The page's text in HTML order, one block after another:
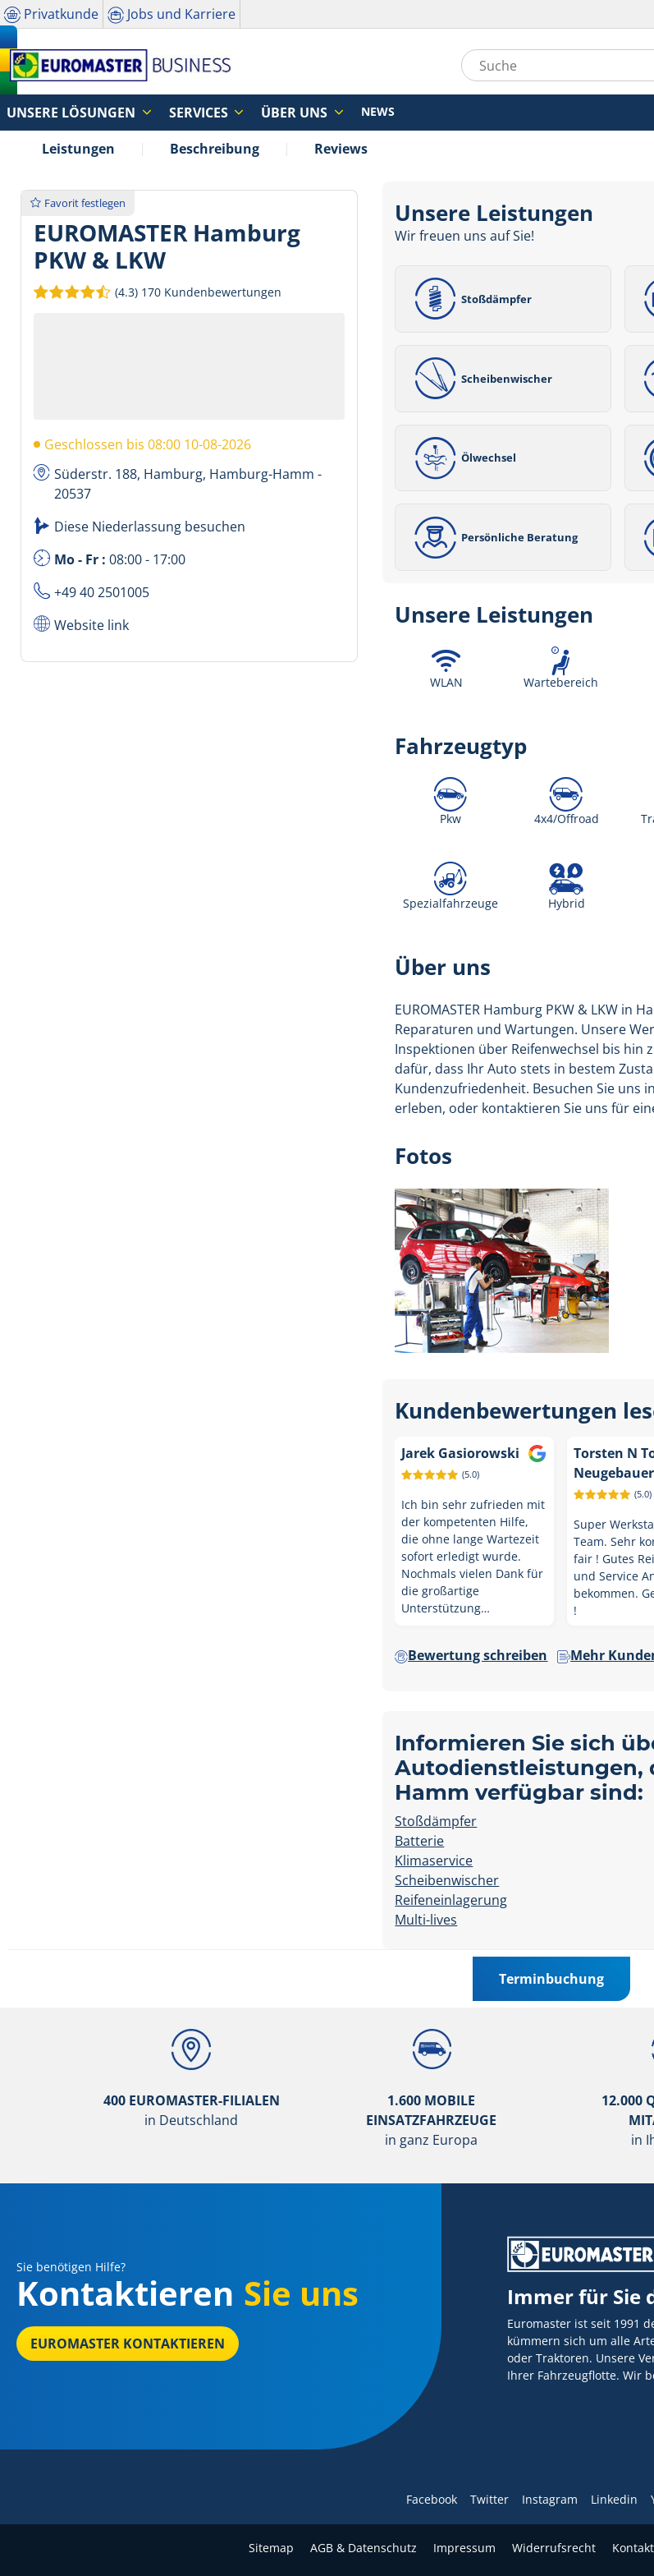
Privatkunde Jobs und Karriere
UNSERE LÖSUNGEN SERVICES ÜBER UNS NEWS
Leistungen Beschreibung Reviews
Favorit festlegen
EUROMASTER Hamburg
PKW & LKW
(4.3) 170 Kundenbewertungen
Geschlossen bis 08:00 10-08-2026
Süderstr. 188, Hamburg, Hamburg-Hamm -
20537
Diese Niederlassung besuchen
Mo - Fr : 08:00 - 17:00
+49 40 2501005
Website link
Unsere Leistungen
Wir freuen uns auf Sie!
Stoßdämpfer
Scheibenwischer
Ölwechsel
Persönliche Beratung
Unsere Leistungen
WLAN Wartebereich
Fahrzeugtyp
Pkw 4x4/Offroad
Spezialfahrzeuge Hybrid
Über uns
EUROMASTER Hamburg PKW & LKW in
Reparaturen und Wartungen. Unsere
Inspektionen über Reifenwechsel bis
dafür, dass Ihr Auto stets in bestem
Kundenzufriedenheit. Besuchen Sie uns
erleben, oder kontaktieren Sie uns für
Fotos
Kundenbewertungen
Jarek Gasiorowski
(5.0)
Ich bin sehr zufrieden mit
der kompetenten Hilfe,
die ohne lange Wartezeit
sofort erledigt wurde.
Nochmals vielen Dank für
die großartige
Unterstützung…
Torsten N
Neugebauer
(5.0)
Super
Team. Sehr
fair ! Gutes
und Service
bekommen.
!
Bewertung schreiben Mehr
Informieren Sie sich
Autodienstleistungen,
Hamm verfügbar sind:
Stoßdämpfer
Batterie
Klimaservice
Scheibenwischer
Reifeneinlagerung
Multi-lives
Terminbuchung
400 EUROMASTER-FILIALEN
in Deutschland
1.600 MOBILE
EINSATZFAHRZEUGE
in ganz Europa
12.000
in
Sie benötigen Hilfe?
Kontaktieren Sie uns
EUROMASTER KONTAKTIEREN
Immer für Sie
Euromaster ist seit 1991
kümmern sich um alle
oder Traktoren. Unsere
Ihrer Fahrzeugflotte. Wir
Facebook Twitter Instagram Linkedin
Sitemap AGB & Datenschutz Impressum Widerrufsrecht Kontakt